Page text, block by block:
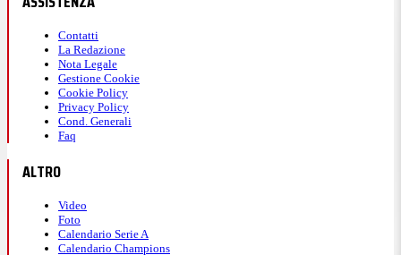
Contatti
La Redazione
Nota Legale
Gestione Cookie
Cookie Policy
Privacy Policy
Cond. Generali
Faq
ALTRO
Video
Foto
Calendario Serie A
Calendario Champions